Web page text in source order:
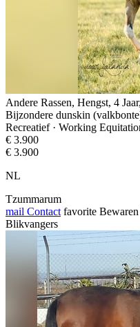
Andere Rassen, Hengst, 4
Bijzondere dunskin
Recreatief · Working
€ 3.900
€ 3.900
NL
Tzummarum
mail Contact favorite Bewaren
Blikvangers